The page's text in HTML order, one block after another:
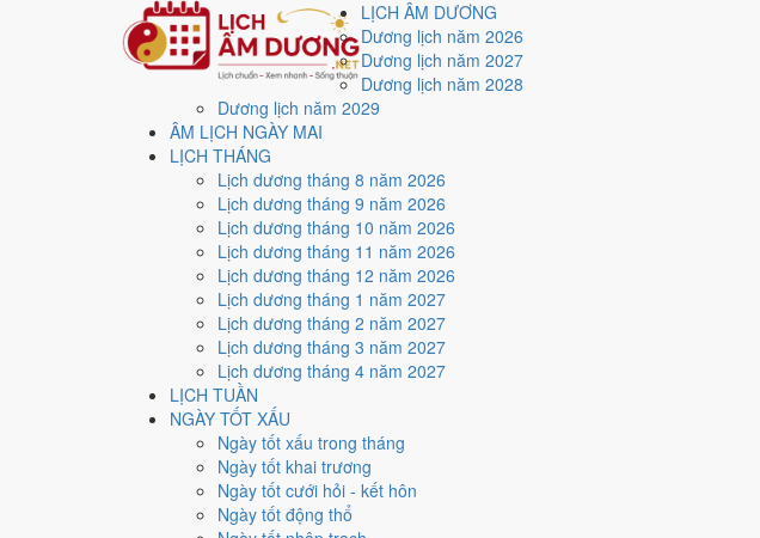
LỊCH ÂM DƯƠNG
Dương lịch năm 2026
Dương lịch năm 2027
Dương lịch năm 2028
Dương lịch năm 2029
ÂM LỊCH NGÀY MAI
LỊCH THÁNG
Lịch dương tháng 8 năm 2026
Lịch dương tháng 9 năm 2026
Lịch dương tháng 10 năm 2026
Lịch dương tháng 11 năm 2026
Lịch dương tháng 12 năm 2026
Lịch dương tháng 1 năm 2027
Lịch dương tháng 2 năm 2027
Lịch dương tháng 3 năm 2027
Lịch dương tháng 4 năm 2027
LỊCH TUẦN
NGÀY TỐT XẤU
Ngày tốt xấu trong tháng
Ngày tốt khai trương
Ngày tốt cưới hỏi - kết hôn
Ngày tốt động thổ
Trang chủ
Lịch năm 2024
Tháng 11/2024
Ngày 26/11/2024 (Giáp Ngọ)
Xem ngày26/11/2024
Ngày 26/11/2024 dương lịch (Thứ Ba) là ngày 26/10/2024 âm lịch
với điểm trung bình 5.3/10 cho các việc quan trọng. Giờ Hoàng Đạo trong ngày:
Ngày Dương
Thứ Ba
Tháng 11 năm 2024
Tháng 10 âm năm 2024